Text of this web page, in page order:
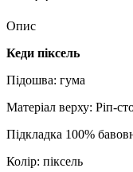
Опис
Кеди піксель
Підошва: гума
Матеріал верху: Ріп-
Підкладка 100%
Колір: піксель